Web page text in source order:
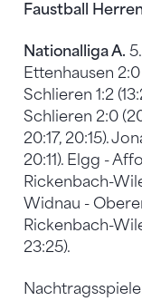
Faustball
Nationalliga A.
Ettenhausen
Schlieren 1:2
Schlieren 2:0
20:17, 20:15).
20:11). Elgg -
Rickenbach-
Widnau -
Rickenbach-
23:25).